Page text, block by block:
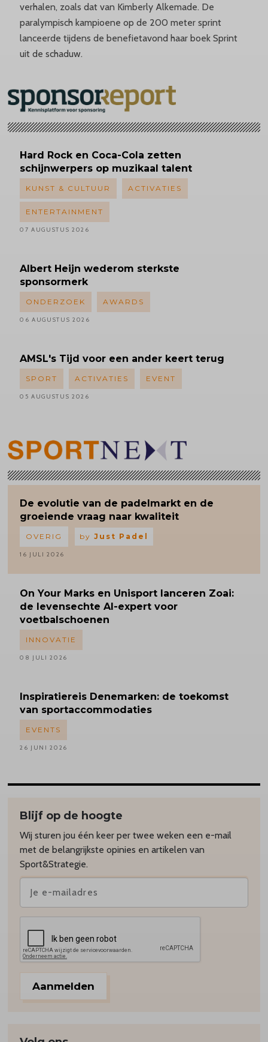
verhalen, zoals dat van Kimberly Alkemade. De
paralympisch kampioene op de 200 meter sprint
lanceerde tijdens de benefietavond haar boek Sprint
uit de schaduw.
Hard Rock en Coca-Cola zetten
schijnwerpers op muzikaal talent
KUNST & CULTUUR ACTIVATIES
ENTERTAINMENT
07 AUGUSTUS 2026
Albert Heijn wederom sterkste
sponsormerk
ONDERZOEK AWARDS
06 AUGUSTUS 2026
AMSL's Tijd voor een ander keert terug
SPORT ACTIVATIES EVENT
05 AUGUSTUS 2026
De evolutie van de padelmarkt en de
groeiende vraag naar kwaliteit
OVERIG by Just Padel
16 JULI 2026
On Your Marks en Unisport lanceren Zoai:
de levensechte AI-expert voor
voetbalschoenen
INNOVATIE
08 JULI 2026
Inspiratiereis Denemarken: de toekomst
van sportaccommodaties
EVENTS
26 JUNI 2026
Blijf op de hoogte
Wij sturen jou één keer per twee weken een e-mail
met de belangrijkste opinies en artikelen van
Sport&Strategie.
Aanmelden